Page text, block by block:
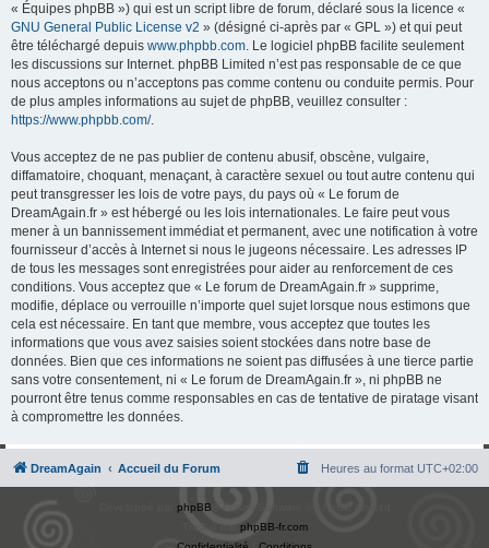
« Équipes phpBB ») qui est un script libre de forum, déclaré sous la licence «
GNU General Public License v2 » (désigné ci-après par « GPL ») et qui peut
être téléchargé depuis www.phpbb.com. Le logiciel phpBB facilite seulement
les discussions sur Internet. phpBB Limited n’est pas responsable de ce que
nous acceptons ou n’acceptons pas comme contenu ou conduite permis. Pour
de plus amples informations au sujet de phpBB, veuillez consulter :
https://www.phpbb.com/.
Vous acceptez de ne pas publier de contenu abusif, obscène, vulgaire,
diffamatoire, choquant, menaçant, à caractère sexuel ou tout autre contenu qui
peut transgresser les lois de votre pays, du pays où « Le forum de
DreamAgain.fr » est hébergé ou les lois internationales. Le faire peut vous
mener à un bannissement immédiat et permanent, avec une notification à votre
fournisseur d’accès à Internet si nous le jugeons nécessaire. Les adresses IP
de tous les messages sont enregistrées pour aider au renforcement de ces
conditions. Vous acceptez que « Le forum de DreamAgain.fr » supprime,
modifie, déplace ou verrouille n’importe quel sujet lorsque nous estimons que
cela est nécessaire. En tant que membre, vous acceptez que toutes les
informations que vous avez saisies soient stockées dans notre base de
données. Bien que ces informations ne soient pas diffusées à une tierce partie
sans votre consentement, ni « Le forum de DreamAgain.fr », ni phpBB ne
pourront être tenus comme responsables en cas de tentative de piratage visant
à compromettre les données.
DreamAgain Accueil du Forum Heures au format UTC+02:00
phpBB
phpBB-fr.com